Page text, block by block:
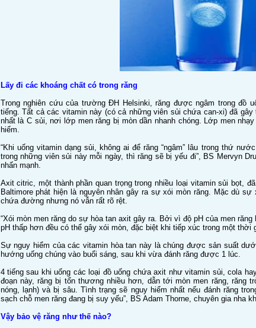
Lấy đi các khoáng chất có trong răng
Trong nghiên cứu của trường ĐH Helsinki, răng được ngâm trong đồ
tiếng. Tất cả các vitamin này (có cả những viên sủi chứa can-xi) đã
nhất là C sủi, nơi lớp men răng bị mòn dần nhanh chóng. Lớp men
hiểm.
“Khi uống vitamin dạng sủi, không ai để răng “ngâm” lâu trong thứ
trong những viên sủi này mỗi ngày, thì răng sẽ bị yếu đi”, BS Mervyn
nhấn mạnh.
Axit citric, một thành phần quan trọng trong nhiều loại vitamin sủi bọt,
Baltimore phát hiện là nguyên nhân gây ra sự xói mòn răng. Mặc dù
chứa đường nhưng nó vẫn rất rõ rệt.
“Xói mòn men răng do sự hòa tan axit gây ra. Bởi vì độ pH của men
pH thấp hơn đều có thể gây xói mòn, đặc biệt khi tiếp xúc trong một thời
Sự nguy hiểm của các vitamin hòa tan này là chúng được sản suất
hướng uống chúng vào buổi sáng, sau khi vừa đánh răng được 1 lúc.
4 tiếng sau khi uống các loại đồ uống chứa axit như vitamin sủi, cola
đoạn này, răng bị tổn thương nhiều hơn, dẫn tới mòn men răng, răng
nóng, lạnh) và bị sâu. Tình trạng sẽ nguy hiểm nhất nếu đánh răng
sạch chỗ men răng đang bị suy yếu”, BS Adam Thorne, chuyên gia nha
Vậy bảo vệ răng như thế nào?